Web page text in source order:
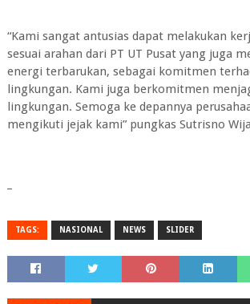
“Kami sangat antusias dapat melakukan
sesuai arahan dari PT UT Pusat yang juga
energi terbarukan, sebagai komitmen
lingkungan. Kami juga berkomitmen
lingkungan. Semoga ke depannya
mengikuti jejak kami” pungkas Sutrisno
TAGS: NASIONAL NEWS SLIDER